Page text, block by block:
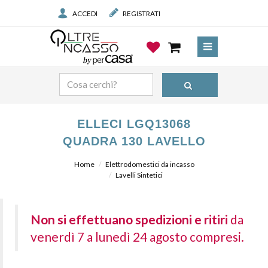
ACCEDI REGISTRATI
ELLECI LGQ13068
QUADRA 130 LAVELLO
Home
Elettrodomestici da incasso
Lavelli Sintetici
Non si effettuano spedizioni e ritiri da
venerdì 7 a lunedì 24 agosto compresi.